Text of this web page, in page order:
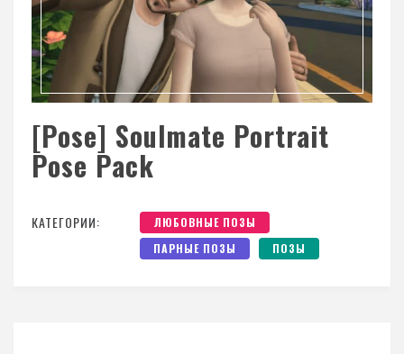
[Pose] Soulmate Portrait
Pose Pack
КАТЕГОРИИ:
ЛЮБОВНЫЕ ПОЗЫ
ПАРНЫЕ ПОЗЫ
ПОЗЫ